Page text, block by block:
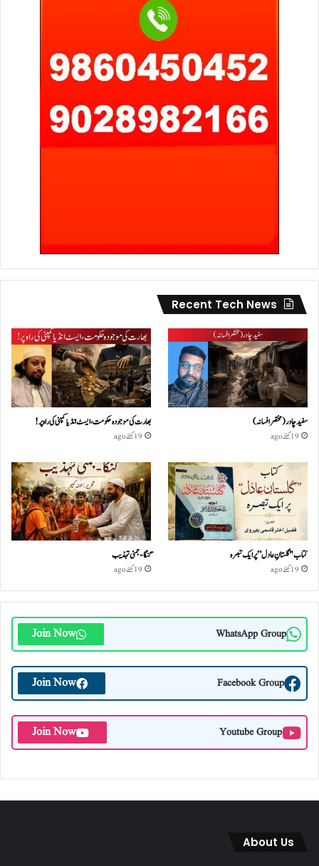
Recent Tech News
سفید چادر( مختصر افسانہ)
19 گھنٹے ago
بھارت کی موجودہ حکومت،ایسٹ انڈیا کمپنی کی راہ پر!
19 گھنٹے ago
کتاب "گلستانِ عادل” پر ایک تبصرہ
19 گھنٹے ago
گنگا-جمنی تہذیب
19 گھنٹے ago
WhatsApp Group
Join Now
Facebook Group
Join Now
Youtube Group
Join Now
About Us